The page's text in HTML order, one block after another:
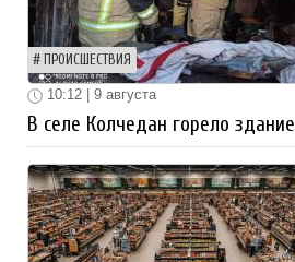
ПРОИСШЕСТВИЯ
10:12 | 9 августа
В селе Колчедан горело